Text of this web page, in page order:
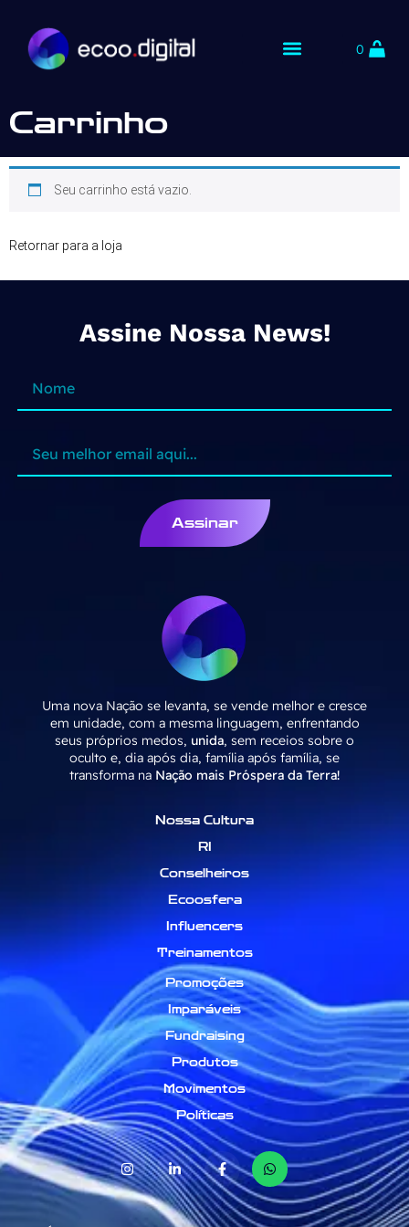
0
Carrinho
Seu carrinho está vazio.
Retornar para a loja
Assine Nossa News!
Assinar
Uma nova Nação se levanta, se vende melhor e cresce
em unidade, com a mesma linguagem, enfrentando
seus próprios medos, unida, sem receios sobre o
oculto e, dia após dia, família após família, se
transforma na Nação mais Próspera da Terra!
Nossa Cultura
RI
Conselheiros
Ecoosfera
Influencers
Treinamentos
Promoções
Imparáveis
Fundraising
Produtos
Movimentos
Políticas